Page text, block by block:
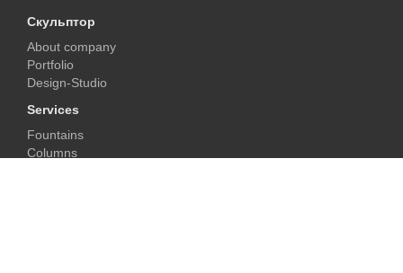
Скульптор
About company
Portfolio
Design-Studio
Services
Fountains
Columns